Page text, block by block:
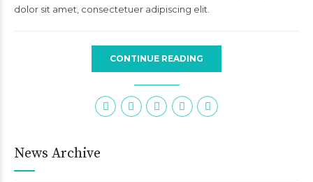
dolor sit amet, consectetuer adipiscing elit.
CONTINUE READING
News Archive